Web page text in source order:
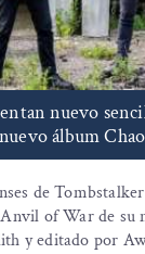
nuevo
álbum
de
of War de su
y editado por